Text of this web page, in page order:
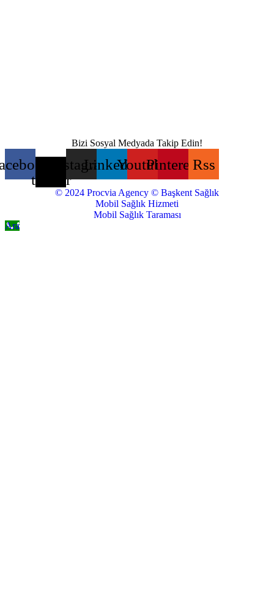
Bizi Sosyal Medyada Takip Edin!
twitter
Instagram
LinkedinYoutubePinterestRss
© 2024 Procvia Agency © Başkent Sağlık
Mobil Sağlık Hizmeti
Mobil Sağlık Taraması
Ara